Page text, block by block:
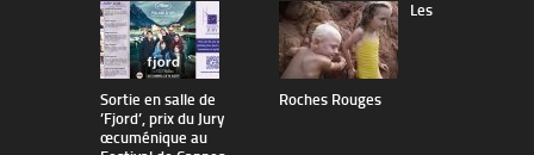
Sortie en salle de
’Fjord’, prix du Jury
œcuménique au
Les
Roches Rouges